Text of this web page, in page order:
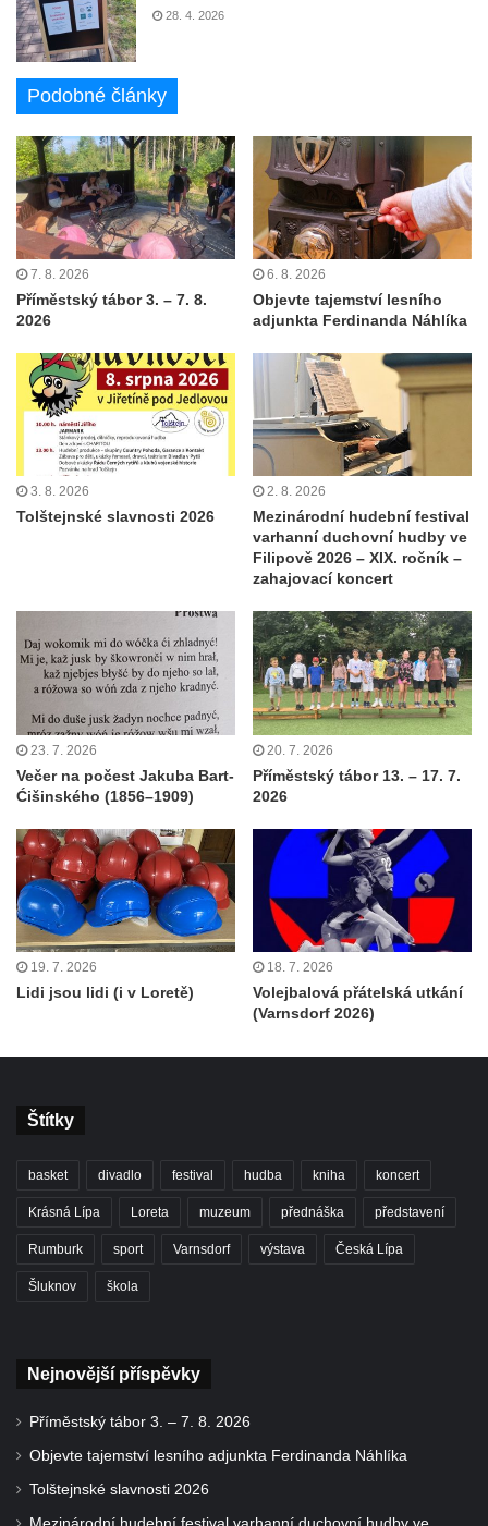
28. 4. 2026
Podobné články
7. 8. 2026
Příměstský tábor 3. – 7. 8.
2026
6. 8. 2026
Objevte tajemství lesního
adjunkta Ferdinanda Náhlíka
3. 8. 2026
Tolštejnské slavnosti 2026
2. 8. 2026
Mezinárodní hudební festival
varhanní duchovní hudby ve
Filipově 2026 – XIX. ročník –
zahajovací koncert
23. 7. 2026
Večer na počest Jakuba Bart-
Ćišinského (1856–1909)
20. 7. 2026
Příměstský tábor 13. – 17. 7.
2026
19. 7. 2026
Lidi jsou lidi (i v Loretě)
18. 7. 2026
Volejbalová přátelská utkání
(Varnsdorf 2026)
Štítky
basket divadlo festival hudba kniha koncert
Krásná Lípa Loreta muzeum přednáška představení
Rumburk sport Varnsdorf výstava Česká Lípa
Šluknov škola
Nejnovější příspěvky
Příměstský tábor 3. – 7. 8. 2026
Objevte tajemství lesního adjunkta Ferdinanda Náhlíka
Tolštejnské slavnosti 2026